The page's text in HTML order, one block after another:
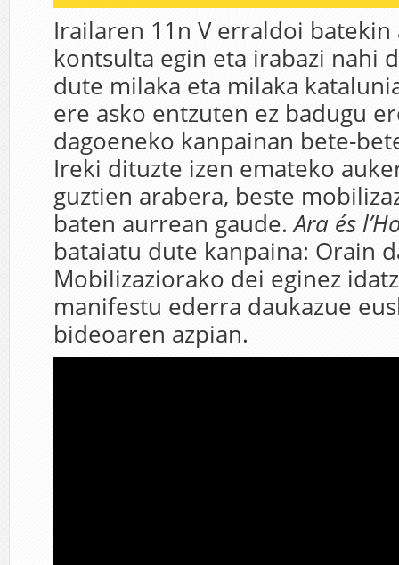
Irailaren 11n V erraldoi batekin
kontsulta egin eta irabazi nahi
dute milaka eta milaka
ere asko entzuten ez badugu
dagoeneko kanpainan bete-
Ireki dituzte izen emateko
guztien arabera, beste
baten aurrean gaude.Ara és
bataiatu dute kanpaina: Orain
Mobilizaziorako dei eginez
manifestu ederra daukazue
bideoaren azpian.